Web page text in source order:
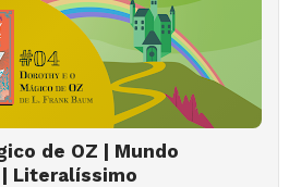
de OZ | Mundo
Literalíssimo